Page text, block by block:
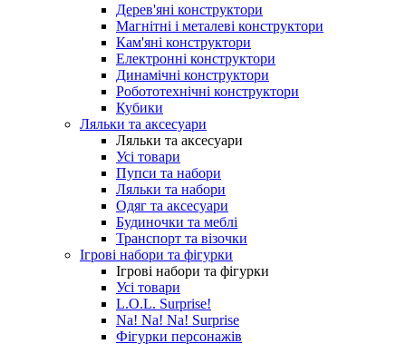
Дерев'яні конструктори
Магнітні і металеві конструктори
Кам'яні конструктори
Електронні конструктори
Динамічні конструктори
Робототехнічні конструктори
Кубики
Ляльки та аксесуари
Ляльки та аксесуари
Усі товари
Пупси та набори
Ляльки та набори
Одяг та аксесуари
Будиночки та меблі
Транспорт та візочки
Ігрові набори та фігурки
Ігрові набори та фігурки
Усі товари
L.O.L. Surprise!
Na! Na! Na! Surprise
Фігурки персонажів